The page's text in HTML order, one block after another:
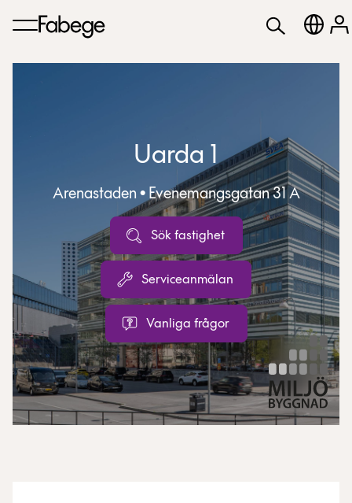
Uarda 1
Arenastaden • Evenemangsgatan 31 A
Sök fastighet
Serviceanmälan
Vanliga frågor